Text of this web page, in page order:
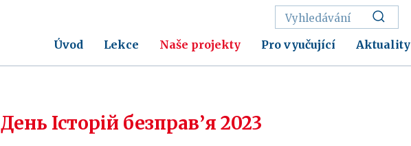
Úvod Lekce Naše projekty Pro vyučující Aktuality
День Історій безправ’я 2023